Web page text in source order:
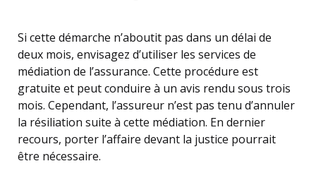
Si cette démarche n’aboutit pas dans un délai de
deux mois, envisagez d’utiliser les services de
médiation de l’assurance. Cette procédure est
gratuite et peut conduire à un avis rendu sous trois
mois. Cependant, l’assureur n’est pas tenu d’annuler
la résiliation suite à cette médiation. En dernier
recours, porter l’affaire devant la justice pourrait
être nécessaire.